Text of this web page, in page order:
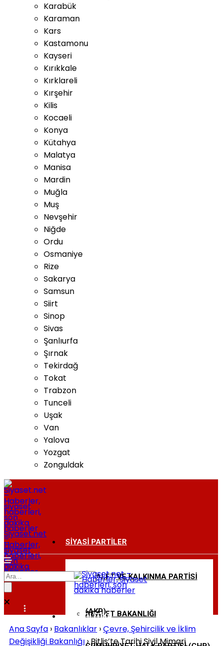
Karabük
Karaman
Kars
Kastamonu
Kayseri
Kırıkkale
Kırklareli
Kırşehir
Kilis
Kocaeli
Konya
Kütahya
Malatya
Manisa
Mardin
Muğla
Muş
Nevşehir
Niğde
Ordu
Osmaniye
Rize
Sakarya
Samsun
Siirt
Sinop
Sivas
Şanlıurfa
Şırnak
Tekirdağ
Tokat
Trabzon
Tunceli
Uşak
Van
Yalova
Yozgat
Zonguldak
Siyaset.net
–
Haberler,
siyaset
haberleri,
son
dakika
haberler
SIYASI PARTILER
ADALET VE KALKINMA PARTISI
(AKP)
BAKANLIKLAR
ADALET BAKANLIĞI
DIŞ POLITIKA
Ana Sayfa › Bakanlıklar ›Çevre, Şehircilik ve İklim
Değişikliği Bakanlığı›Bitlis’te Tarihi Sivil Mimari